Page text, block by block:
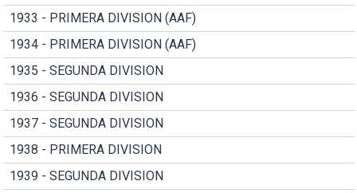
1933 - PRIMERA DIVISION (AAF)
1934 - PRIMERA DIVISION (AAF)
1935 - SEGUNDA DIVISION
1936 - SEGUNDA DIVISION
1937 - SEGUNDA DIVISION
1938 - PRIMERA DIVISION
1939 - SEGUNDA DIVISION